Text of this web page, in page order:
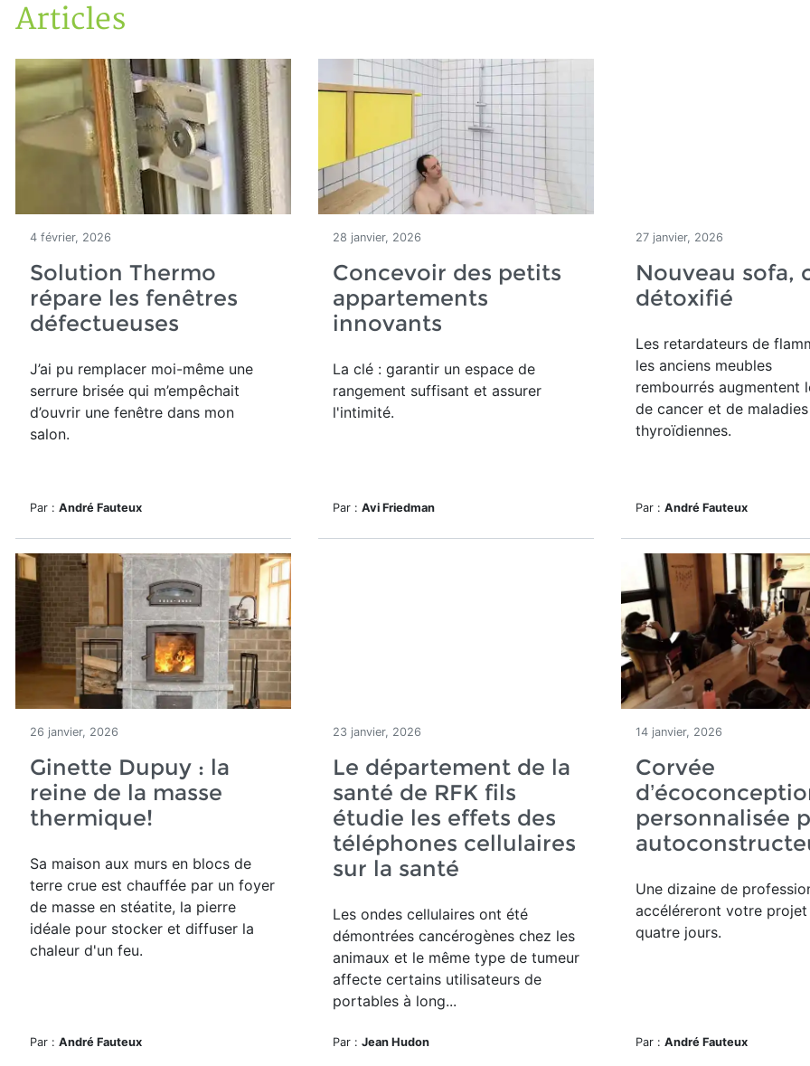
Accueil
Articles
Articles
4 février, 2026
Solution Thermo
répare les fenêtres
défectueuses
J’ai pu remplacer moi-même une
serrure brisée qui m’empêchait
d’ouvrir une fenêtre dans mon
salon.
Par : André Fauteux
28 janvier, 2026
Concevoir des petits
appartements
innovants
La clé : garantir un espace de
rangement suffisant et assurer
l'intimité.
Par : Avi Friedman
27 janvier, 2026
Nouveau sofa,
détoxifié
Les retardateurs de
les anciens meubles
rembourrés augmentent
de cancer et de maladies
thyroïdiennes.
Par : André Fauteux
26 janvier, 2026
Ginette Dupuy : la
reine de la masse
thermique!
Sa maison aux murs en blocs de
terre crue est chauffée par un foyer
de masse en stéatite, la pierre
idéale pour stocker et diffuser la
chaleur d'un feu.
Par : André Fauteux
23 janvier, 2026
Le département de la
santé de RFK fils
étudie les effets des
téléphones cellulaires
sur la santé
Les ondes cellulaires ont été
démontrées cancérogènes chez les
animaux et le même type de tumeur
affecte certains utilisateurs de
portables à long...
Par : Jean Hudon
14 janvier, 2026
Corvée
personnalisée
Une dizaine de
accéléreront votre
quatre jours.
Par : André Fauteux